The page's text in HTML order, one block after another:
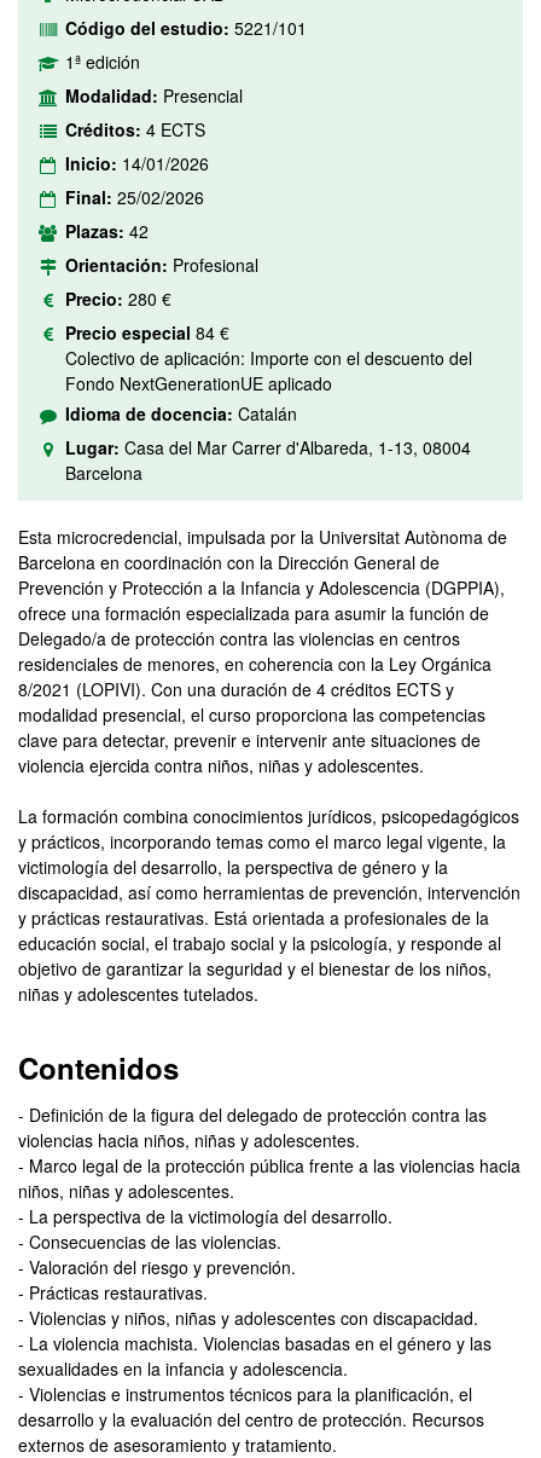
Código del estudio: 5221/101
1ª edición
Modalidad: Presencial
Créditos: 4 ECTS
Inicio: 14/01/2026
Final: 25/02/2026
Plazas: 42
Orientación: Profesional
Precio: 280 €
Precio especial 84 €
Colectivo de aplicación: Importe con el descuento del
Fondo NextGenerationUE aplicado
Idioma de docencia: Catalán
Lugar: Casa del Mar Carrer d'Albareda, 1-13, 08004
Barcelona
Esta microcredencial, impulsada por la Universitat Autònoma de
Barcelona en coordinación con la Dirección General de
Prevención y Protección a la Infancia y Adolescencia (DGPPIA),
ofrece una formación especializada para asumir la función de
Delegado/a de protección contra las violencias en centros
residenciales de menores, en coherencia con la Ley Orgánica
8/2021 (LOPIVI). Con una duración de 4 créditos ECTS y
modalidad presencial, el curso proporciona las competencias
clave para detectar, prevenir e intervenir ante situaciones de
violencia ejercida contra niños, niñas y adolescentes.
La formación combina conocimientos jurídicos, psicopedagógicos
y prácticos, incorporando temas como el marco legal vigente, la
victimología del desarrollo, la perspectiva de género y la
discapacidad, así como herramientas de prevención, intervención
y prácticas restaurativas. Está orientada a profesionales de la
educación social, el trabajo social y la psicología, y responde al
objetivo de garantizar la seguridad y el bienestar de los niños,
niñas y adolescentes tutelados.
Contenidos
- Definición de la figura del delegado de protección contra las
violencias hacia niños, niñas y adolescentes.
- Marco legal de la protección pública frente a las violencias hacia
niños, niñas y adolescentes.
- La perspectiva de la victimología del desarrollo.
- Consecuencias de las violencias.
- Valoración del riesgo y prevención.
- Prácticas restaurativas.
- Violencias y niños, niñas y adolescentes con discapacidad.
- La violencia machista. Violencias basadas en el género y las
sexualidades en la infancia y adolescencia.
- Violencias e instrumentos técnicos para la planificación, el
desarrollo y la evaluación del centro de protección. Recursos
externos de asesoramiento y tratamiento.